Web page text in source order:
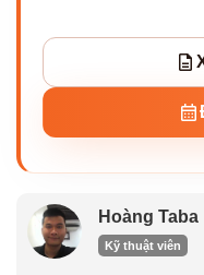
Hoàng Taba
Kỹ thuật viên